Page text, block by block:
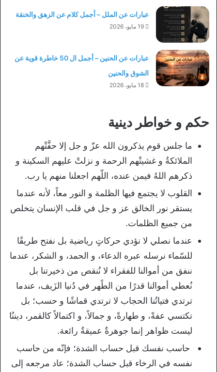
عبارات عن الملل – أجمل كلام عن الزهق والخنقة
19 مايو، 2026
عبارات عن الحنين – أجمل ال 50 خاطرة قوية عن
الشوق والحنين
18 مايو، 2026
حكم و خواطر دينية
ما جلس قوم يذكرون الله عزّ و جل إلا حفَّتْهم
الملائكةُ و غشيتْهم الرحمة و نزلتْ عليهم السكينة و
ذكرهم اللهُ فيمن عنده، اللّهم اجعلنا منهم يا رب.
القلوب لا يجتمع فيها الظلمة و النور معاً، لأنه عندما
يستقر نور الخالق عز و جل في قلب الإنسان يتخلص
من جميع الظلمات.
عندما نصلي لا نؤدي حركاتٍ رياضية بل نفتح طريقًا
للسّماء نرسله عبره الدعاء، و الحمد، و الشكر، عندما
ننفق من أموالنا للفقراء لا نُنقص من ذخيرتنا بل
نُعطي أموالنا قدرًا من الطًهر في دُنيا الزَيف، عندما
ترتدي فتياتُنا الحجاب لا ترتدي قماشًا و حسب؛ بل
تكتسي عفةً، و طهارةً، و جمالاً، و اكتمالاً كالقمر، ديننُا
ليست ظواهر إنما جوهرةٌ عميقةٌ رائعة.
حاسب نفسك قبل حساب الشدة؛ فإنّه من حاسب
نفسه في الرخاء قبل حساب الشدة؛ عاد مرجعه إلى